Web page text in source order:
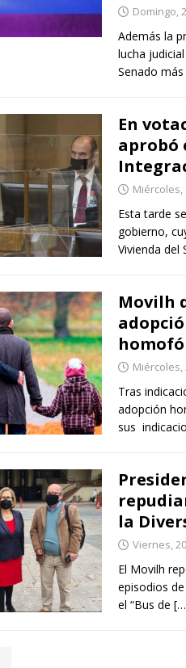
Domingo,
Además la
lucha
Senado
En
aprobó
Miércoles,
Esta tarde
gobierno,
Vivienda del
Movilh
Miércoles,
Tras
adopción
sus
la
Viernes,
El Movilh
episodios
el “Bus de